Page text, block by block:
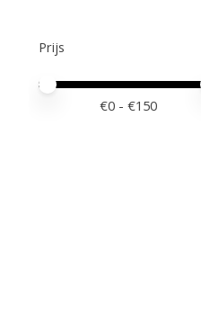
Prijs
Minimale prijswaarde
Price maximum value
€0 - €150